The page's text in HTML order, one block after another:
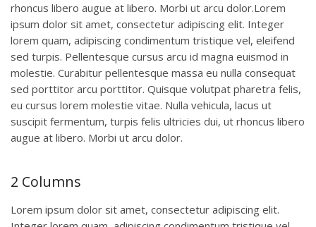
rhoncus libero augue at libero. Morbi ut arcu dolor.Lorem
ipsum dolor sit amet, consectetur adipiscing elit. Integer
lorem quam, adipiscing condimentum tristique vel, eleifend
sed turpis. Pellentesque cursus arcu id magna euismod in
molestie. Curabitur pellentesque massa eu nulla consequat
sed porttitor arcu porttitor. Quisque volutpat pharetra felis,
eu cursus lorem molestie vitae. Nulla vehicula, lacus ut
suscipit fermentum, turpis felis ultricies dui, ut rhoncus libero
augue at libero. Morbi ut arcu dolor.
2 Columns
Lorem ipsum dolor sit amet, consectetur adipiscing elit.